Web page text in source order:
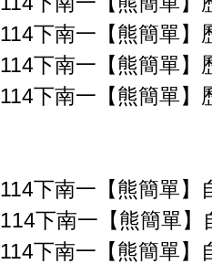
114下南一【熊簡單】
114下南一【熊簡單】
114下南一【熊簡單】
114下南一【熊簡單】
114下南一【熊簡單】
114下南一【熊簡單】